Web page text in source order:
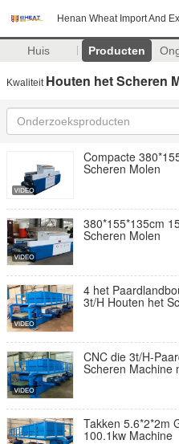
Henan Wheat Import And
Huis Producten
Kwaliteit Houten het Scheren
Compacte
Scheren Molen
380*155*135cm
Scheren Molen
4 het
3t/H Houten het
CNC die 3t/H-
Scheren Machine
Takken 5.6*2*2m
100.1kw Machine